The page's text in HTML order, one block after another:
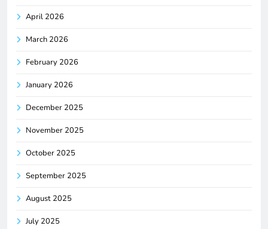
April 2026
March 2026
February 2026
January 2026
December 2025
November 2025
October 2025
September 2025
August 2025
July 2025